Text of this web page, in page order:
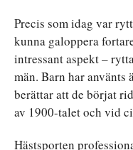
Precis som idag var
kunna galoppera
intressant aspekt –
män. Barn har använts
berättar att de börjat
av 1900-talet och vid
Hästsporten